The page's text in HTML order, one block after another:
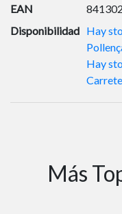
EAN
Disponibilidad Hay
Hay
Más